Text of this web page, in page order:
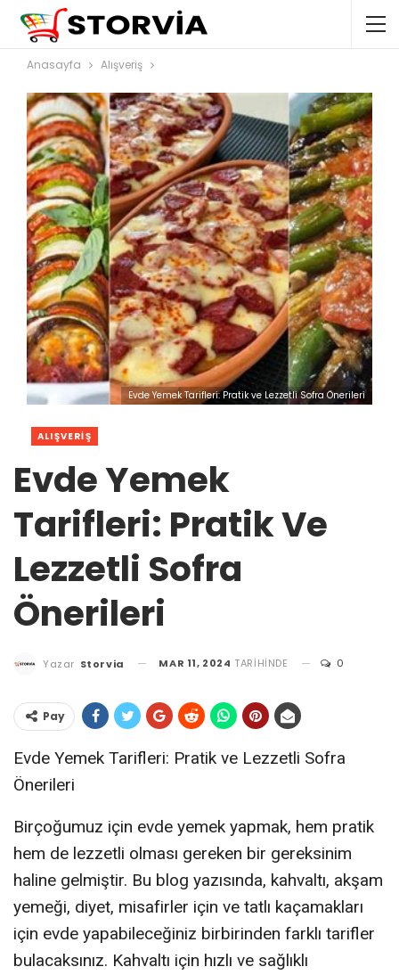
Anasayfa Alışveriş
Evde Yemek Tarifleri: Pratik ve Lezzetli Sofra Önerileri
ALIŞVERIŞ
Evde Yemek
Tarifleri: Pratik Ve
Lezzetli Sofra
Önerileri
Yazar Storvia MAR 11, 2024 TARIHINDE 0
Pay
Evde Yemek Tarifleri: Pratik ve Lezzetli Sofra
Önerileri
Birçoğumuz için evde yemek yapmak, hem pratik
hem de lezzetli olması gereken bir gereksinim
haline gelmiştir. Bu blog yazısında, kahvaltı, akşam
yemeği, diyet, misafirler için ve tatlı kaçamakları
için evde yapabileceğiniz birbirinden farklı tarifler
bulacaksınız. Kahvaltı için hızlı ve sağlıklı